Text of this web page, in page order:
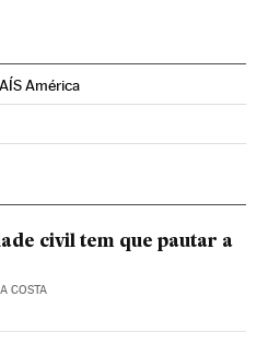
América
Twitter
en Facebook
civil tem que pautar a
COSTA